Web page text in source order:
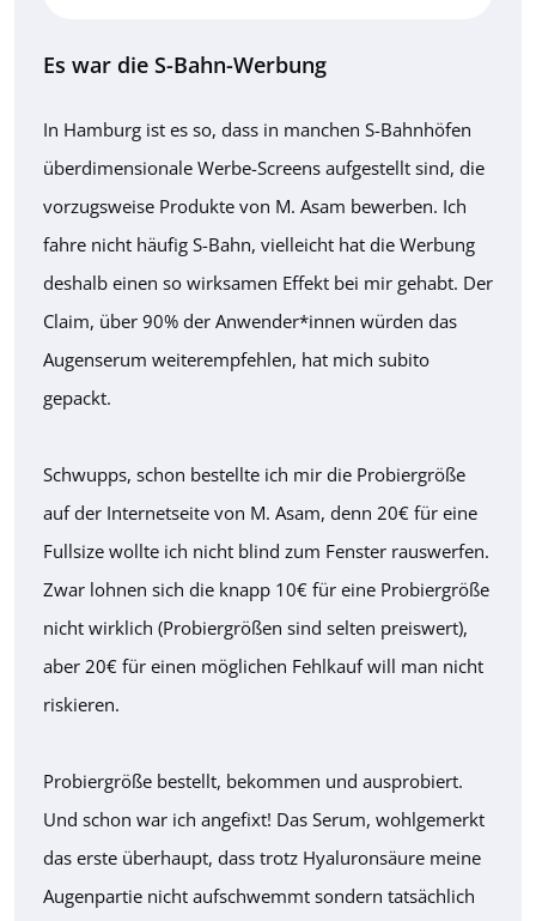
Es war die S-Bahn-Werbung
In Hamburg ist es so, dass in manchen S-Bahnhöfen
überdimensionale Werbe-Screens aufgestellt sind, die
vorzugsweise Produkte von M. Asam bewerben. Ich
fahre nicht häufig S-Bahn, vielleicht hat die Werbung
deshalb einen so wirksamen Effekt bei mir gehabt. Der
Claim, über 90% der Anwender*innen würden das
Augenserum weiterempfehlen, hat mich subito
gepackt.
Schwupps, schon bestellte ich mir die Probiergröße
auf der Internetseite von M. Asam, denn 20€ für eine
Fullsize wollte ich nicht blind zum Fenster rauswerfen.
Zwar lohnen sich die knapp 10€ für eine Probiergröße
nicht wirklich (Probiergrößen sind selten preiswert),
aber 20€ für einen möglichen Fehlkauf will man nicht
riskieren.
Probiergröße bestellt, bekommen und ausprobiert.
Und schon war ich angefixt! Das Serum, wohlgemerkt
das erste überhaupt, dass trotz Hyaluronsäure meine
Augenpartie nicht aufschwemmt sondern tatsächlich